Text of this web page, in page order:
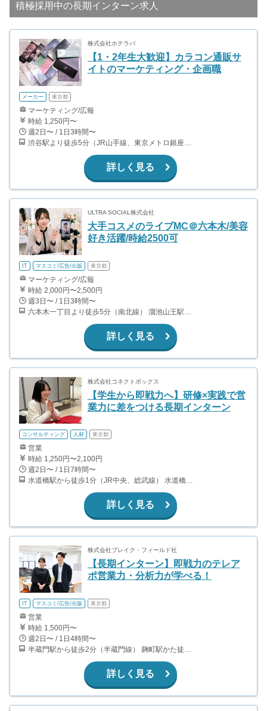
積極採用中の長期インターン求人
株式会社ホテラバ
【1・2年生大歓迎】カラコン通販サ
イトのマーケティング・企画職
メーカー 東京都
マーケティング/広報
時給 1,250円〜
週2日〜 / 1日3時間〜
渋谷駅より徒歩5分（JR山手線、東京メトロ銀座・半蔵門・副都心線）
詳しく見る
ULTRA SOCIAL株式会社
大手コスメのライブMC＠六本木/美容
好き活躍/時給2500可
IT マスコミ/広告/出版 東京都
マーケティング/広報
時給 2,000円〜2,500円
週3日〜 / 1日3時間〜
詳しく見る
株式会社コネクトボックス
【学生から即戦力へ】研修×実践で営
業力に差をつける長期インターン
コンサルティング 人材 東京都
営業
時給 1,250円〜2,100円
週2日〜 / 1日7時間〜
水道橋駅から徒歩1分（JR中央、総武線） 水道橋駅から徒歩6分（都営三田線）
詳しく見る
株式会社ブレイク・フィールド社
【長期インターン】即戦力のテレア
ポ営業力・分析力が学べる！
IT マスコミ/広告/出版 東京都
営業
時給 1,500円〜
週2日〜 / 1日4時間〜
半蔵門駅から徒歩2分（半蔵門線） 麹町駅かた徒歩10分（有楽町線）
詳しく見る